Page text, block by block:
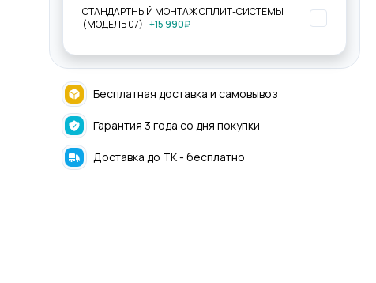
СТАНДАРТНЫЙ МОНТАЖ СПЛИТ-СИСТЕМЫ
(МОДЕЛЬ 07) +15 990₽
Бесплатная доставка и самовывоз
Гарантия 3 года со дня покупки
Доставка до ТК - бесплатно